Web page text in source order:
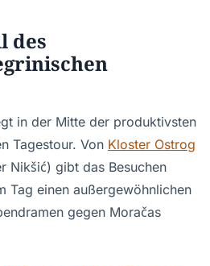
des
in der Mitte der produktivsten
Tagestour. Von Kloster Ostrog
Nikšić) gibt das Besuchen
Tag einen außergewöhnlichen
gegen Moračas